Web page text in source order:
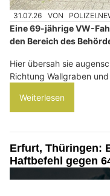
31.07.26 VON
Eine 69-jährige VW-
den Bereich des
Hier übersah sie
Richtung Wallgraben
Weiterlesen
Erfurt, Thüringen:
Haftbefehl gegen